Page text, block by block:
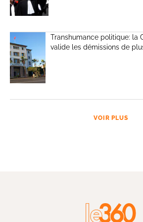
Transhumance politique: la
valide les démissions de
VOIR PLUS